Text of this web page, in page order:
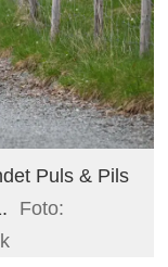
Puls & Pils
Foto: